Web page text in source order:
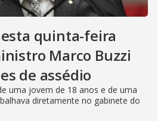
quinta-feira
Marco Buzzi
de assédio
uma jovem de 18 anos e de uma
diretamente no gabinete do